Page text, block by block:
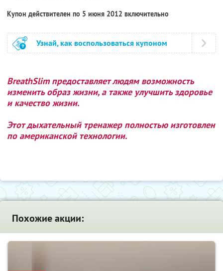
Купон действителен по 5 июня 2012 включительно
Узнай, как воспользоваться купоном
BreathSlim предоставляет людям возможность
изменить образ жизни, а также улучшить здоровье
и качество жизни.
Этот дыхательный тренажер полностью изготовлен
по американской технологии.
Похожие акции: